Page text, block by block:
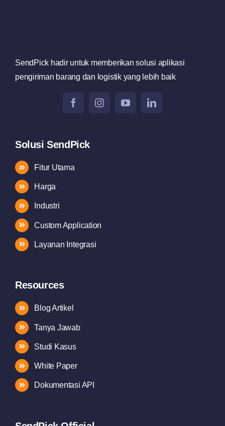
SendPick hadir untuk memberikan solusi aplikasi
pengiriman barang dan logistik yang lebih baik
Solusi SendPick
Fitur Utama
Harga
Industri
Custom Application
Layanan Integrasi
Resources
Blog Artikel
Tanya Jawab
Studi Kasus
White Paper
Dokumentasi API